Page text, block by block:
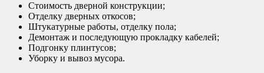
Стоимость дверной конструкции;
Отделку дверных откосов;
Штукатурные работы, отделку пола;
Демонтаж и последующую прокладку кабелей;
Подгонку плинтусов;
Уборку и вывоз мусора.